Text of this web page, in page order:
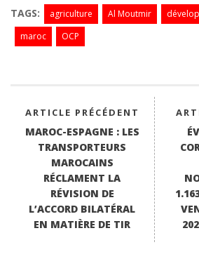
bo
ok
tte
r
ts ed ail
TAGS: agriculture Al Moutmir
maroc
OCP
ARTICLE PRÉCÉDENT
MAROC-ESPAGNE : LES
TRANSPORTEURS
MAROCAINS
RÉCLAMENT LA
RÉVISION DE
L’ACCORD BILATÉRAL
EN MATIÈRE DE TIR